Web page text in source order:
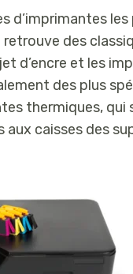
d’imprimantes
retrouve des
d’encre et les
des plus
thermiques, qui
aux caisses des